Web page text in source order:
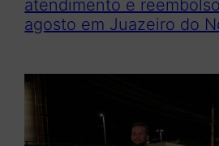
atendimento e
agosto em Juazeiro do